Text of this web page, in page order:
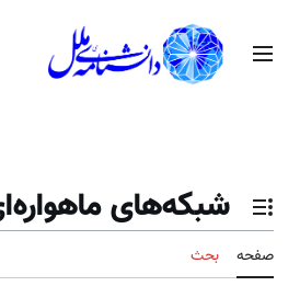
محتوامنوی اصلی
تغییر وضعیت فهرست محتویات
شبكه‌های
صفحه بحث